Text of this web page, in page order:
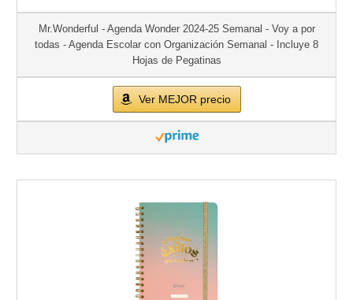
Mr.Wonderful - Agenda Wonder 2024-25 Semanal - Voy a por
todas - Agenda Escolar con Organización Semanal - Incluye 8
Hojas de Pegatinas
Ver MEJOR precio